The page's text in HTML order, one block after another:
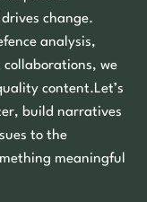
change.
analysis,
we
content.Let’s
build narratives
to the
meaningful